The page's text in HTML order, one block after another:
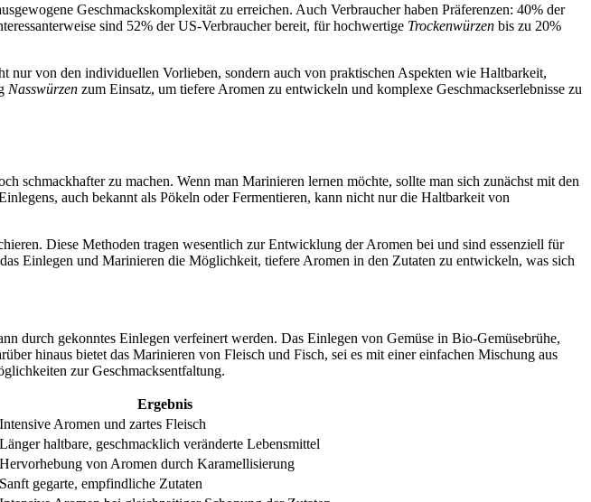
Geschmackskomplexität zu erreichen. Auch Verbraucher haben Präferenzen: 40% der
sind 52% der US-Verbraucher bereit, für hochwertige Trockenwürzen bis zu 20%
nur von den individuellen Vorlieben, sondern auch von praktischen Aspekten wie Haltbarkeit,
Nasswürzen zum Einsatz, um tiefere Aromen zu entwickeln und komplexe Geschmackserlebnisse zu
zu machen. Wenn man Marinieren lernen möchte, sollte man sich zunächst mit den
auch bekannt als Pökeln oder Fermentieren, kann nicht nur die Haltbarkeit von
Diese Methoden tragen wesentlich zur Entwicklung der Aromen bei und sind essenziell für
Einlegen und Marinieren die Möglichkeit, tiefere Aromen in den Zutaten zu entwickeln, was sich
durch gekonntes Einlegen verfeinert werden. Das Einlegen von Gemüse in Bio-Gemüsebrühe,
hinaus bietet das Marinieren von Fleisch und Fisch, sei es mit einer einfachen Mischung aus
zur Geschmacksentfaltung.
Ergebnis
Intensive Aromen und zartes Fleisch
Länger haltbare, geschmacklich veränderte Lebensmittel
Hervorhebung von Aromen durch Karamellisierung
Sanft gegarte, empfindliche Zutaten